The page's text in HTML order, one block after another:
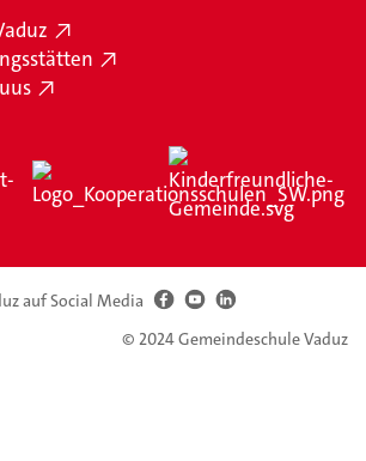
auf Social Media
© 2024 Gemeindeschule Vaduz